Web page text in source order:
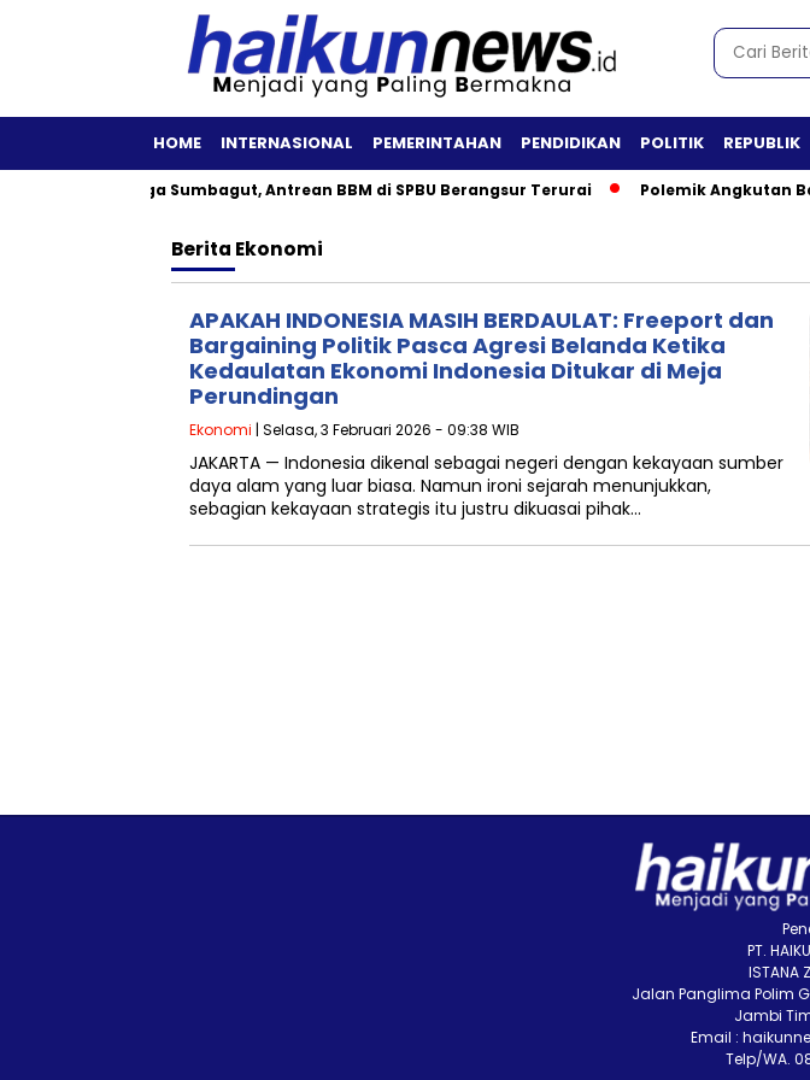
HOME INTERNASIONAL PEMERINTAHAN PENDIDIKAN POLITIK REPUBLIK
Patra Niaga Sumbagut, Antrean BBM di SPBU Berangsur Terurai Polemik Angkutan
Berita Ekonomi
APAKAH INDONESIA MASIH BERDAULAT: Freeport dan
Bargaining Politik Pasca Agresi Belanda Ketika
Kedaulatan Ekonomi Indonesia Ditukar di Meja
Perundingan
Ekonomi | Selasa, 3 Februari 2026 - 09:38 WIB
JAKARTA — Indonesia dikenal sebagai negeri dengan kekayaan sumber
daya alam yang luar biasa. Namun ironi sejarah menunjukkan,
sebagian kekayaan strategis itu justru dikuasai pihak…
PT.
ISTANA
Jalan Panglima Polim
Jambi
Email :
Telp/WA.